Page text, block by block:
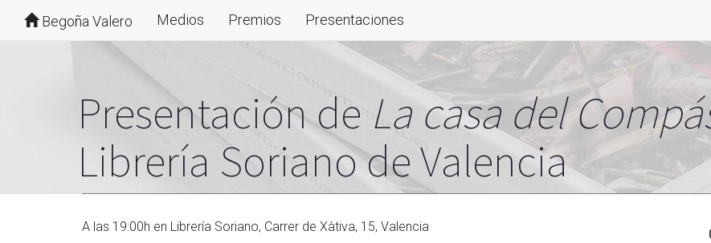
Begoña Valero Medios Premios Presentaciones
Presentación de La casa del
Librería Soriano de Valencia
A las 19:00h en Librería Soriano, Carrer de Xàtiva, 15, Valencia